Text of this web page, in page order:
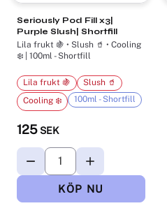
Seriously Pod Fill x3|
Purple Slush| Shortfill
Lila frukt 🍇 • Slush 🥤 • Cooling
❄️ | 100ml - Shortfill
125 SEK
Lila frukt 🍇
Slush 🥤
Cooling ❄️
100ml - Shortfill